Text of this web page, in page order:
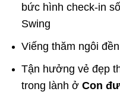
bức hình check-in
Swing
Viếng thăm ngôi
Tận hưởng vẻ đẹp
trong lành ở Con